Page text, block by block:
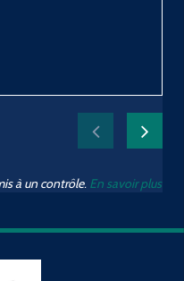
à un contrôle. En savoir plus